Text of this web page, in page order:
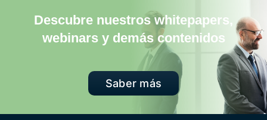
Descubre nuestros whitepapers,
webinars y demás contenidos
Saber más